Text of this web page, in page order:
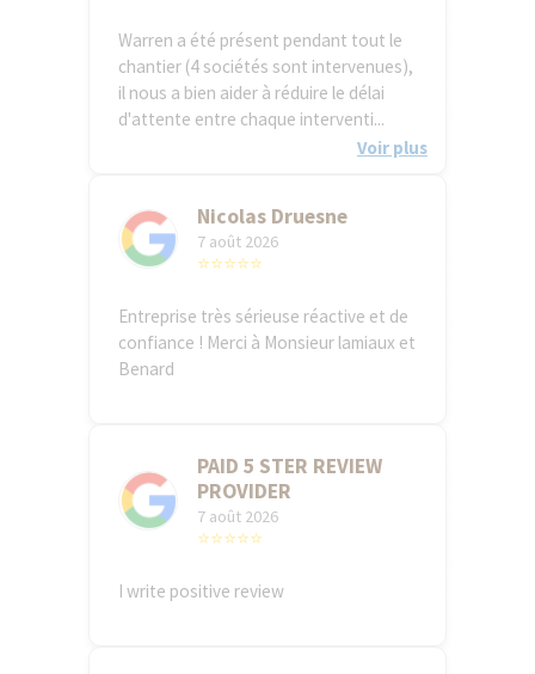
Warren a été présent pendant tout le
chantier (4 sociétés sont intervenues),
il nous a bien aider à réduire le délai
d'attente entre chaque interventi...
Voir plus
Nicolas Druesne
7 août 2026
⭐⭐⭐⭐⭐
Entreprise très sérieuse réactive et de
confiance ! Merci à Monsieur lamiaux et
Benard
PAID 5 STER REVIEW
PROVIDER
7 août 2026
⭐⭐⭐⭐⭐
I write positive review